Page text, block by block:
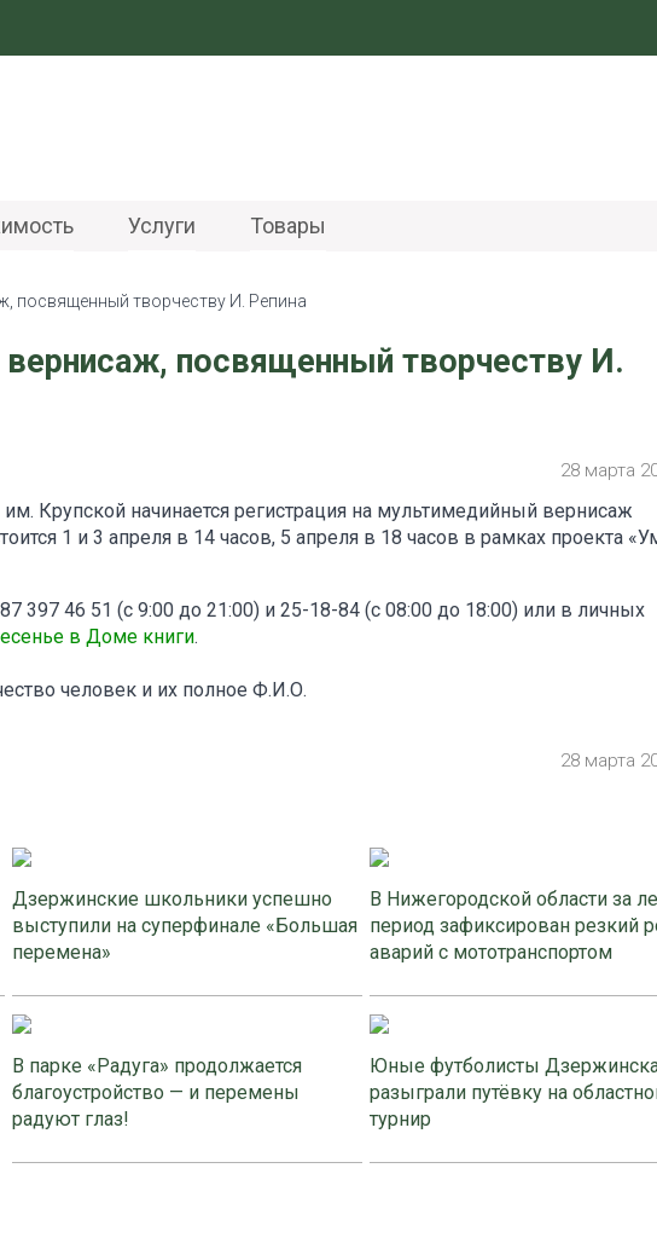
Услуги Товары
посвященный творчеству И. Репина
посвященный творчеству И.
28 марта
Крупской начинается регистрация на мультимедийный вернисаж
1 и 3 апреля в 14 часов, 5 апреля в 18 часов в рамках проекта
397 46 51 (с 9:00 до 21:00) и 25-18-84 (с 08:00 до 18:00) или в личных
в Доме книги.
человек и их полное Ф.И.О.
28 марта
Дзержинские школьники успешно
выступили на суперфинале «Большая
перемена»
В Нижегородской области за
период зафиксирован резкий
аварий с мототранспортом
В парке «Радуга» продолжается
благоустройство — и перемены
радуют глаз!
Юные футболисты
разыграли путёвку на
турнир